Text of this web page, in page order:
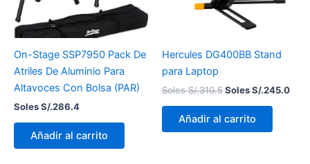
On-Stage SSP7950 Pack De
Atriles De Aluminio Para
Altavoces Con Bolsa (PAR)
Soles S/.286.4
Añadir al carrito
Hercules DG400BB Stand
para Laptop
Soles S/.310.5Soles S/.245.0
Añadir al carrito